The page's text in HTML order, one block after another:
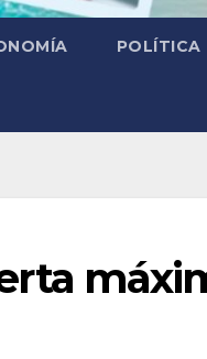
POLÍTICA